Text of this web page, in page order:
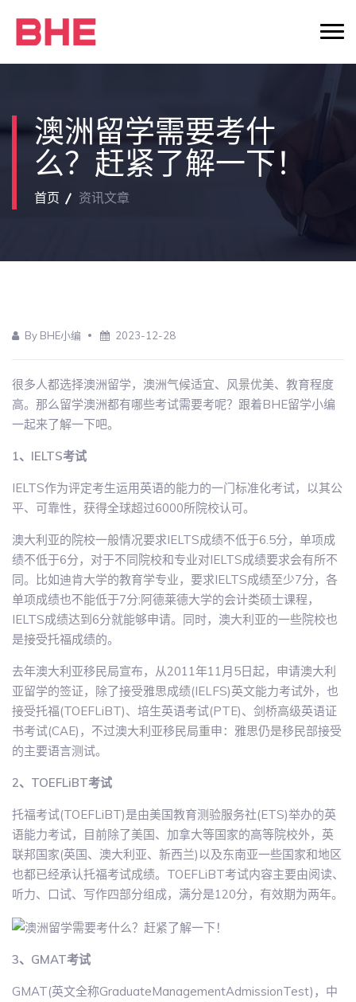
澳洲留学需要考什
么？赶紧了解一下！
首页 资讯文章
By BHE小编 2023-12-28
很多人都选择澳洲留学，澳洲气候适宜、风景优美、教育程度
高。那么留学澳洲都有哪些考试需要考呢？跟着BHE留学小编
一起来了解一下吧。
1、IELTS考试
IELTS作为评定考生运用英语的能力的一门标准化考试，以其公
平、可靠性，获得全球超过6000所院校认可。
澳大利亚的院校一般情况要求IELTS成绩不低于6.5分，单项成
绩不低于6分，对于不同院校和专业对IELTS成绩要求会有所不
同。比如迪肯大学的教育学专业，要求IELTS成绩至少7分，各
单项成绩也不能低于7分;阿德莱德大学的会计类硕士课程，
IELTS成绩达到6分就能够申请。同时，澳大利亚的一些院校也
是接受托福成绩的。
去年澳大利亚移民局宣布，从2011年11月5日起，申请澳大利
亚留学的签证，除了接受雅思成绩(IELFS)英文能力考试外，也
接受托福(TOEFLiBT)、培生英语考试(PTE)、剑桥高级英语证
书考试(CAE)，不过澳大利亚移民局重申：雅思仍是移民部接受
的主要语言测试。
2、TOEFLiBT考试
托福考试(TOEFLiBT)是由美国教育测验服务社(ETS)举办的英
语能力考试，目前除了美国、加拿大等国家的高等院校外，英
联邦国家(英国、澳大利亚、新西兰)以及东南亚一些国家和地区
也都已经承认托福考试成绩。TOEFLiBT考试内容主要由阅读、
听力、口试、写作四部分组成，满分是120分，有效期为两年。
3、GMAT考试
GMAT(英文全称GraduateManagementAdmissionTest)，中